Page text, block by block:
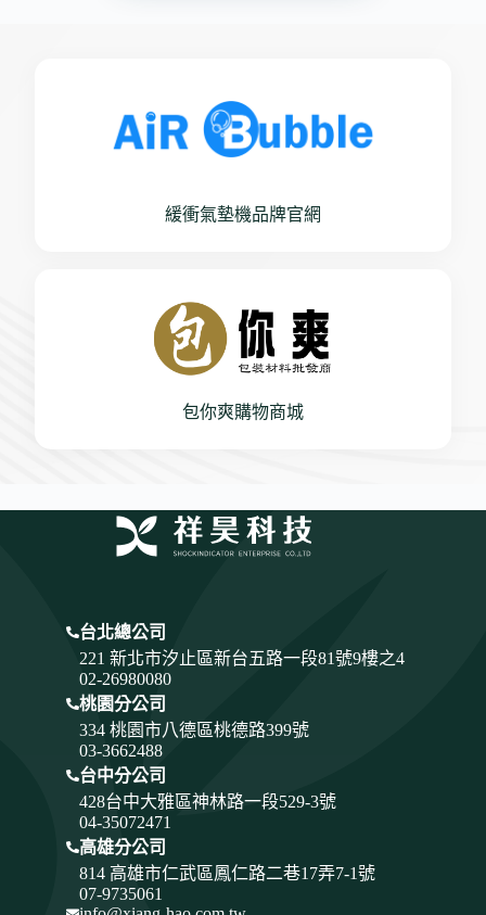
緩衝氣墊機品牌官網
包你爽購物商城
台北總公司
221 新北市汐止區新台五路一段81號9樓之4
02-26980080
桃園分公司
334 桃園市八德區桃德路399號
03-3662488
台中分公司
428台中大雅區神林路一段529-3號
04-35072471
高雄分公司
814 高雄市仁武區鳳仁路二巷17弄7-1號
07-9735061